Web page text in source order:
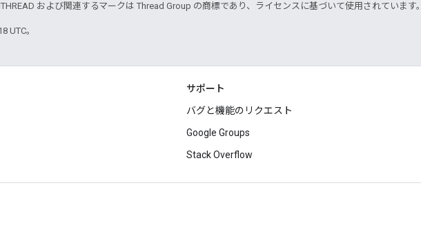
および関連するマークは Thread Group の商標であり、ライセンスに基づいて使用されています。
UTC。
サポート
バグと機能のリクエスト
Google Groups
Stack Overflow